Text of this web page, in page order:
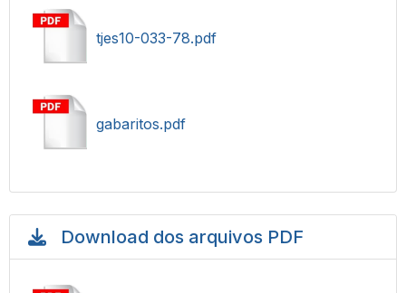
tjes10-033-78.pdf
gabaritos.pdf
Download dos arquivos PDF